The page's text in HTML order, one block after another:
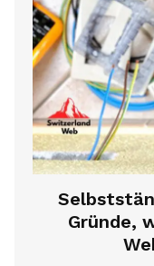
Gründe,